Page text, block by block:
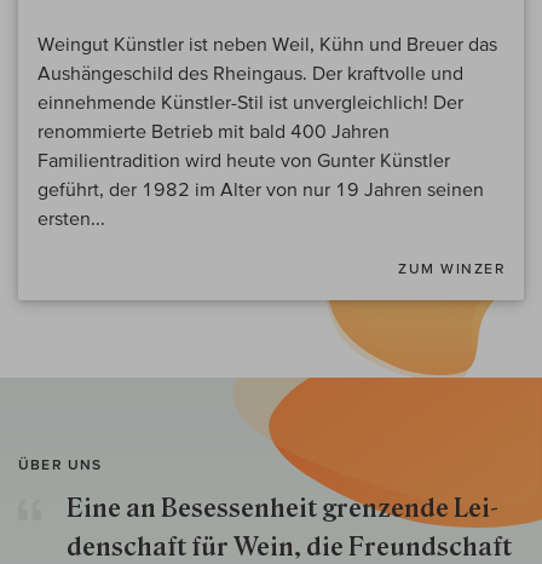
Weingut Künstler ist neben Weil, Kühn und Breuer das
Aushängeschild des Rheingaus. Der kraftvolle und
einnehmende Künstler-Stil ist unvergleichlich! Der
renommierte Betrieb mit bald 400 Jahren
Familientradition wird heute von Gunter Künstler
geführt, der 1982 im Alter von nur 19 Jahren seinen
ersten...
ZUM WINZER
ÜBER UNS
Eine an Besessenheit gren­zende Lei­
den­schaft für Wein, die Freund­schaft